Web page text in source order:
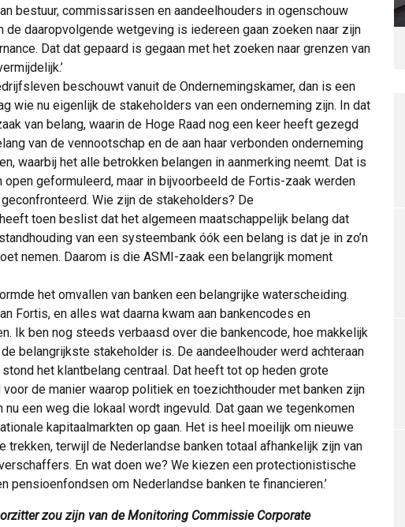
bestuur, commissarissen en aandeelhouders in ogenschouw
de daaropvolgende wetgeving is iedereen gaan zoeken naar zijn
Dat dat gepaard is gegaan met het zoeken naar grenzen van
beschouwt vanuit de Ondernemingskamer, dan is een
wie nu eigenlijk de stakeholders van een onderneming zijn. In dat
van belang, waarin de Hoge Raad nog een keer heeft gezegd
van de vennootschap en de aan haar verbonden onderneming
waarbij het alle betrokken belangen in aanmerking neemt. Dat is
open geformuleerd, maar in bijvoorbeeld de Fortis-zaak werden
Wie zijn de stakeholders? De
toen beslist dat het algemeen maatschappelijk belang dat
van een systeembank óók een belang is dat je in zo’n
nemen. Daarom is die ASMI-zaak een belangrijk moment
het omvallen van banken een belangrijke waterscheiding.
Fortis, en alles wat daarna kwam aan bankencodes en
Ik ben nog steeds verbaasd over die bankencode, hoe makkelijk
belangrijkste stakeholder is. De aandeelhouder werd achteraan
het klantbelang centraal. Dat heeft tot op heden grote
de manier waarop politiek en toezichthouder met banken zijn
nu een weg die lokaal wordt ingevuld. Dat gaan we tegenkomen
kapitaalmarkten op gaan. Het is heel moeilijk om nieuwe
trekken, terwijl de Nederlandse banken totaal afhankelijk zijn van
En wat doen we? We kiezen een protectionistische
pensioenfondsen om Nederlandse banken te financieren.’
zou zijn van de Monitoring Commissie Corporate